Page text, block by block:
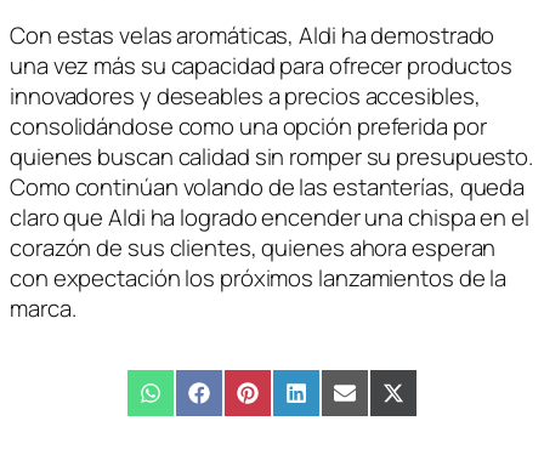
Con estas velas aromáticas, Aldi ha demostrado
una vez más su capacidad para ofrecer productos
innovadores y deseables a precios accesibles,
consolidándose como una opción preferida por
quienes buscan calidad sin romper su presupuesto.
Como continúan volando de las estanterías, queda
claro que Aldi ha logrado encender una chispa en el
corazón de sus clientes, quienes ahora esperan
con expectación los próximos lanzamientos de la
marca.
Compartir
en
WhatsAppCompartir
en
FacebookCompartir
en
PinterestCompartir
en
LinkedInCompartir
en
EmailCompartir
en
X
(Twitter)